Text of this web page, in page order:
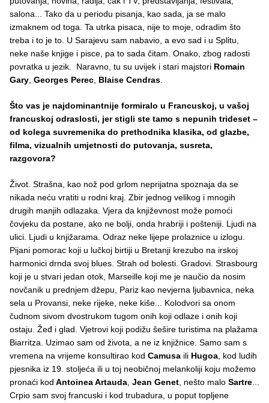
salona... Tako da u periodu pisanja, kao sada, ja se malo
izmaknem od toga. Ta utrka pisaca, nije to moje, odradim što
treba i to je to. U Sarajevu sam nabavio, a evo sad i u Splitu,
neke naše knjige i pisce, pa to sada čitam. Onako, zbog radosti
povratka u jezik. Naravno, tu su uvijek i stari majstori Romain
Gary, Georges Perec, Blaise Cendras.
Što vas je najdominantnije formiralo u Francuskoj, u vašoj
francuskoj odraslosti, jer stigli ste tamo s nepunih trideset –
od kolega suvremenika do prethodnika klasika, od glazbe,
filma, vizualnih umjetnosti do putovanja, susreta,
razgovora?
Život. Strašna, kao nož pod grlom neprijatna spoznaja da se
nikada neću vratiti u rodni kraj. Zbir jednog velikog i mnogih
drugih manjih odlazaka. Vjera da književnost može pomoći
čovjeku da postane, ako ne bolji, onda hrabriji i pošteniji. Ljudi na
ulici. Ljudi u knjižarama. Odraz neke lijepe prolaznice u izlogu.
Pijani pomorac koji u lučkoj birtiji u Bretanji krezubo na irskoj
harmonici drnda svoj blues. Strah od bolesti. Gradovi. Strasbourg
koji je u stvari jedan otok, Marseille koji me je naučio da nosim
novčanik u prednjem džepu, Pariz kao nevjerna ljubavnica, neka
sela u Provansi, neke rijeke, neke kiše... Kolodvori sa onom
čudnom sivom dvostrukom tugom onih koji odlaze i onih koji
ostaju. Žeđ i glad. Vjetrovi koji podižu šešire turistima na plažama
Biarritza. Uzimao sam od života, a ne iz knjižnice. Samo sam s
vremena na vrijeme konsultirao kod Camusa ili Hugoa, kod ludih
pjesnika iz 19. stoljeća ili u toj neobičnoj melankoliji koju možemo
pronaći kod Antoinea Artauda, Jean Genet, nešto malo Sartre...
Crpio sam svoj francuski i kod trubadura, u poput topljene